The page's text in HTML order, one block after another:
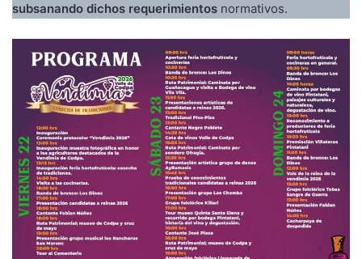
subsanando dichos requerimientos normativos.